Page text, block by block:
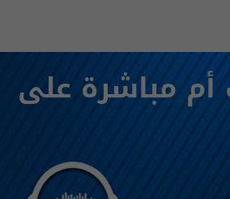
مباشرة على